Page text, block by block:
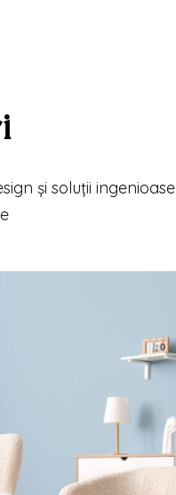
și soluții ingenioase